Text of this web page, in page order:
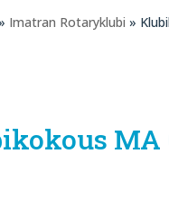
Imatran Rotaryklubi »
MA